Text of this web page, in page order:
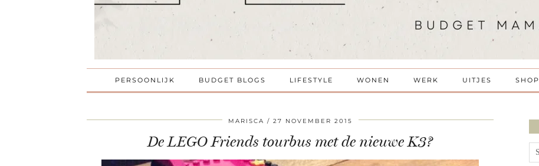
PERSOONLIJK BUDGET BLOGS LIFESTYLE WONEN WERK UITJES SHOP
MARISCA 27 NOVEMBER 2015
De LEGO Friends tourbus met de nieuwe K3?